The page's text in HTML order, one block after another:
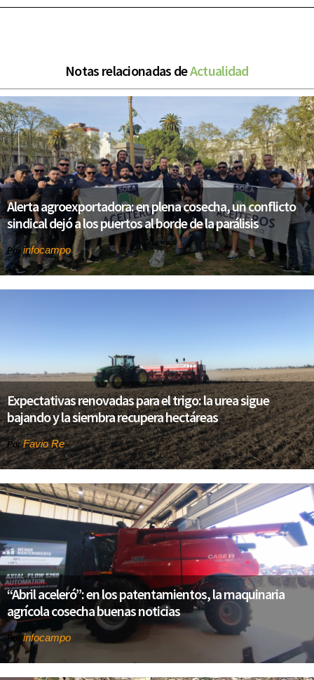
Notas relacionadas deActualidad
Alerta agroexportadora: en plena cosecha, un conflicto
sindical dejó a los puertos al borde de la parálisis
Porinfocampo
Expectativas renovadas para el trigo: la urea sigue
bajando y la siembra recupera hectáreas
PorFavio Re
“Abril aceleró”: en los patentamientos, la maquinaria
agrícola cosecha buenas noticias
Por infocampo